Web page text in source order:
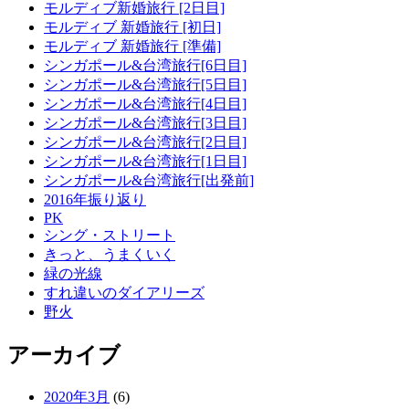
モルディブ新婚旅行 [2日目]
モルディブ 新婚旅行 [初日]
モルディブ 新婚旅行 [準備]
シンガポール&台湾旅行[6日目]
シンガポール&台湾旅行[5日目]
シンガポール&台湾旅行[4日目]
シンガポール&台湾旅行[3日目]
シンガポール&台湾旅行[2日目]
シンガポール&台湾旅行[1日目]
シンガポール&台湾旅行[出発前]
2016年振り返り
PK
シング・ストリート
きっと、うまくいく
緑の光線
すれ違いのダイアリーズ
野火
アーカイブ
2020年3月 (6)